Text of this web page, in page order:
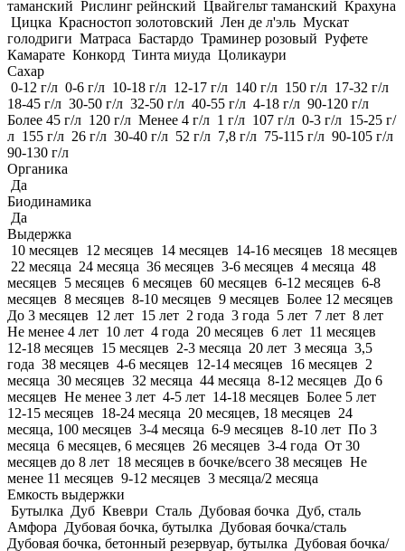
таманский Рислинг рейнский Цвайгельт таманский Крахуна
Цицка Красностоп золотовский Лен де л'эль Мускат
голодриги Матраса Бастардо Траминер розовый Руфете
Камарате Конкорд Тинта миуда Цоликаури
Сахар
0-12 г/л 0-6 г/л 10-18 г/л 12-17 г/л 140 г/л 150 г/л 17-32 г/л
18-45 г/л 30-50 г/л 32-50 г/л 40-55 г/л 4-18 г/л 90-120 г/л
Более 45 г/л 120 г/л Менее 4 г/л 1 г/л 107 г/л 0-3 г/л 15-25 г/
л 155 г/л 26 г/л 30-40 г/л 52 г/л 7,8 г/л 75-115 г/л 90-105 г/л
90-130 г/л
Органика
Да
Биодинамика
Да
Выдержка
10 месяцев 12 месяцев 14 месяцев 14-16 месяцев 18 месяцев
22 месяца 24 месяца 36 месяцев 3-6 месяцев 4 месяца 48
месяцев 5 месяцев 6 месяцев 60 месяцев 6-12 месяцев 6-8
месяцев 8 месяцев 8-10 месяцев 9 месяцев Более 12 месяцев
До 3 месяцев 12 лет 15 лет 2 года 3 года 5 лет 7 лет 8 лет
Не менее 4 лет 10 лет 4 года 20 месяцев 6 лет 11 месяцев
12-18 месяцев 15 месяцев 2-3 месяца 20 лет 3 месяца 3,5
года 38 месяцев 4-6 месяцев 12-14 месяцев 16 месяцев 2
месяца 30 месяцев 32 месяца 44 месяца 8-12 месяцев До 6
месяцев Не менее 3 лет 4-5 лет 14-18 месяцев Более 5 лет
12-15 месяцев 18-24 месяца 20 месяцев, 18 месяцев 24
месяца, 100 месяцев 3-4 месяца 6-9 месяцев 8-10 лет По 3
месяца 6 месяцев, 6 месяцев 26 месяцев 3-4 года От 30
месяцев до 8 лет 18 месяцев в бочке/всего 38 месяцев Не
менее 11 месяцев 9-12 месяцев 3 месяца/2 месяца
Емкость выдержки
Бутылка Дуб Квеври Сталь Дубовая бочка Дуб, сталь
Амфора Дубовая бочка, бутылка Дубовая бочка/сталь
Дубовая бочка, бетонный резервуар, бутылка Дубовая бочка/